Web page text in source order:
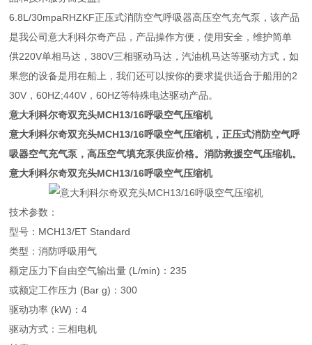
6.8L/30mpaRHZKF正压式消防空气呼吸器高压空气充气泵，该产品
是我公司意大利科尔奇产品，产品操作方便，使用安全，维护简单
供220V单相马达，380V三相驱动马达，汽油机马达等驱动方式，如
果您的设备是用在船上，我们还可以按你的要求提供适合于船用的2
30V，60HZ;440V，60HZ等特殊电达驱动产品。
意大利科尔奇双充头MCH13/16呼吸空气压缩机
意大利科尔奇双充头MCH13/16呼吸空气压缩机，正压式消防空气呼
吸器空气充气泵，高压空气填充泵供应价格。消防救援空气压缩机。
意大利科尔奇双充头MCH13/16呼吸空气压缩机
技术参数：
型号：MCH13/ET Standard
类型：消防呼吸用气
额定压力下自由空气输出量 (L/min)：235
或额定工作压力 (Bar g)：300
驱动功率 (kW)：4
驱动方式：三相电机